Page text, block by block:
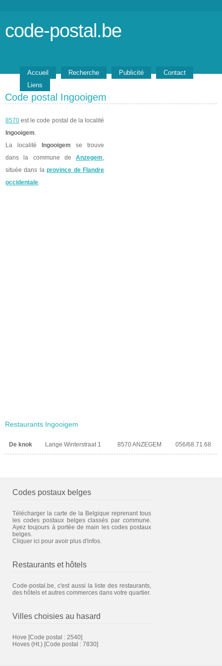
code-postal.be
Accueil Recherche Publicité
Contact
Liens
Code postal Ingooigem
8570 est le code postal de la localité
Ingooigem.
La localité
Ingooigem se trouve
dans la commune de Anzegem,
située dans laprovince de Flandre
occidentale.
Restaurants Ingooigem
De knok Lange Winterstraat 1 8570 ANZEGEM 056/68.71.68
Codes postaux belges
Télécharger la carte de la Belgique reprenant tous
les codes postaux belges classés par commune.
Ayez toujours à portée de main les codes postaux
belges.
Cliquer ici pour avoir plus d'infos.
Restaurants et hôtels
Code-postal.be, c'est aussi la liste des restaurants,
des hôtels et autres commerces dans votre quartier.
Villes choisies au hasard
Hove [Code postal : 2540]
Hoves (Ht.) [Code postal : 7830]